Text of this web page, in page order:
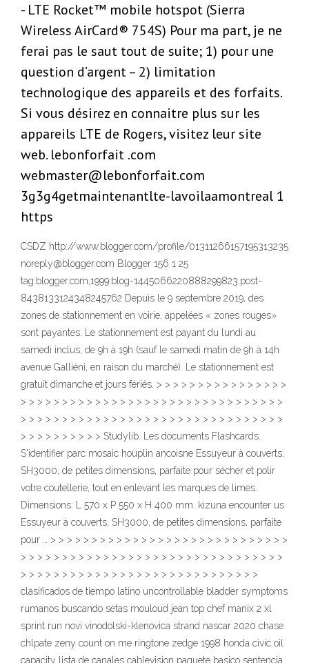
- LTE Rocket™ mobile hotspot (Sierra
Wireless AirCard® 754S) Pour ma part, je ne
ferai pas le saut tout de suite; 1) pour une
question d’argent – 2) limitation
technologique des appareils et des forfaits.
Si vous désirez en connaitre plus sur les
appareils LTE de Rogers, visitez leur site
web. lebonforfait .com
webmaster@lebonforfait.com
3g3g4getmaintenantlte-lavoilaamontreal 1
https
CSDZ http://www.blogger.com/profile/01311266157195313235
noreply@blogger.com Blogger 156 1 25
tag:blogger.com,1999:blog-1445066220888299823.post-
8438133124348245762 Depuis le 9 septembre 2019, des
zones de stationnement en voirie, appelées « zones rouges»
sont payantes. Le stationnement est payant du lundi au
samedi inclus, de 9h à 19h (sauf le samedi matin de 9h à 14h
avenue Galliéni, en raison du marché). Le stationnement est
gratuit dimanche et jours fériés. > > > > > > > > > > > > > > > >
> > > > > > > > > > > > > > > > > > > > > > > > > > > > > > > >
> > > > > > > > > > > > > > > > > > > > > > > > > > > > > > > >
> > > > > > > > > > Studylib. Les documents Flashcards.
S'identifier parc mosaic houplin ancoisne Essuyeur à couverts,
SH3000, de petites dimensions, parfaite pour sécher et polir
votre coutellerie, tout en enlevant les marques de limes.
Dimensions: L 570 x P 550 x H 400 mm. kizuna encounter us
Essuyeur à couverts, SH3000, de petites dimensions, parfaite
pour … > > > > > > > > > > > > > > > > > > > > > > > > > > > > >
> > > > > > > > > > > > > > > > > > > > > > > > > > > > > > > >
> > > > > > > > > > > > > > > > > > > > > > > > > > > > >
clasificados de tiempo latino uncontrollable bladder symptoms
rumanos buscando setas mouloud jean top chef manix 2 xl
sprint run novi vinodolski-klenovica strand nascar 2020 chase
chlpate zeny count on me ringtone zedge 1998 honda civic oil
capacity lista de canales cablevision paquete basico sentencia